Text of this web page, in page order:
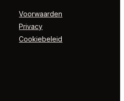
Voorwaarden
Privacy
Cookiebeleid